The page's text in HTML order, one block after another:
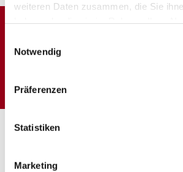
weiteren Daten zusammen, die Sie
Notwendig
Präferenzen
Statistiken
Marketing
Dies könnte Sie